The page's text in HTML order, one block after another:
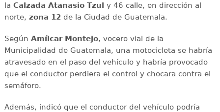
la Calzada Atanasio Tzul y 46 calle, en dirección al
norte, zona 12de la Ciudad de Guatemala.
Según Amílcar Montejo, vocero vial de la
Municipalidad de Guatemala, una motocicleta se habría
atravesado en el paso del vehículo y habría provocado
que el conductor perdiera el control y chocara contra el
semáforo.
Además, indicó que el conductor del vehículo podría